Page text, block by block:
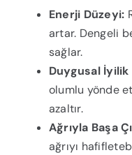
Enerji Düzeyi:
artar. Dengeli
sağlar.
Duygusal İyilik
olumlu yönde
azaltır.
Ağrıyla Başa
ağrıyı